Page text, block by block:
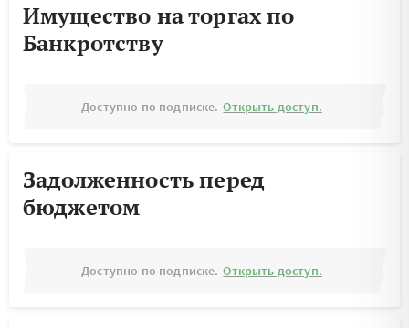
Имущество на торгах по
Банкротству
Доступно по подписке. Открыть доступ.
Задолженность перед
бюджетом
Доступно по подписке. Открыть доступ.